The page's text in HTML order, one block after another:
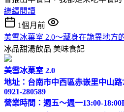
繼續閱讀
1個月前
美雪冰菓室 2.0～藏身在詭異地方
冰品甜湯飲品 美味食記
美雪冰菓室 2.0
地址：台南市中西區赤嵌里中山路
0921-280589
營業時間：週五～週一13:00-18:00